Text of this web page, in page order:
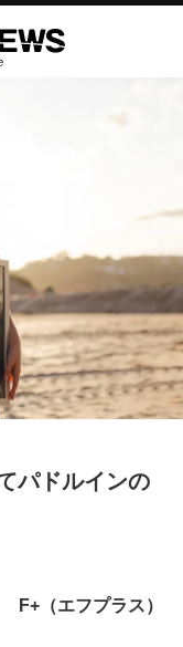
パドルインの
F+（エフプラス）
締結 自治体との
域活性化へ
旧友レオ、ジャ
ン
現地リポート（高